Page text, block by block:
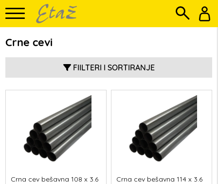
Crne cevi
FIILTERI I SORTIRANJE
Crna cev bešavna 108 x 3.6 Crna cev bešavna 114 x 3.6